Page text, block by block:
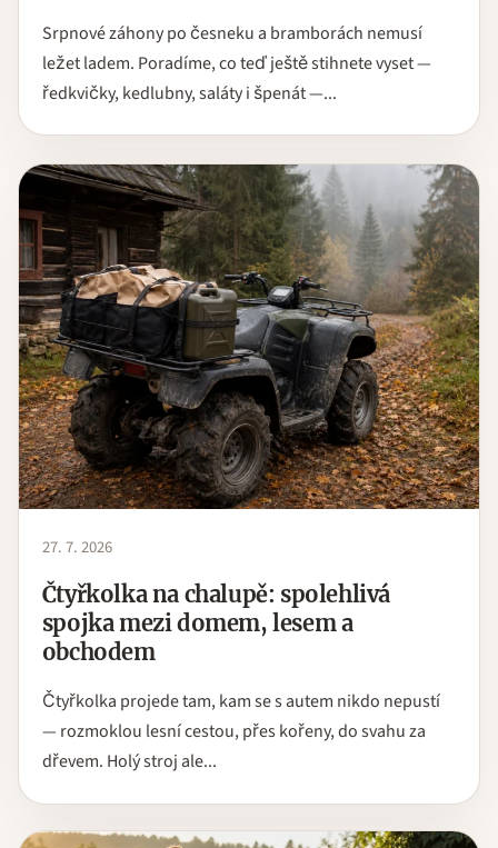
Srpnové záhony po česneku a bramborách nemusí
ležet ladem. Poradíme, co teď ještě stihnete vyset —
ředkvičky, kedlubny, saláty i špenát —...
27. 7. 2026
Čtyřkolka na chalupě: spolehlivá
spojka mezi domem, lesem a
obchodem
Čtyřkolka projede tam, kam se s autem nikdo nepustí
— rozmoklou lesní cestou, přes kořeny, do svahu za
dřevem. Holý stroj ale...